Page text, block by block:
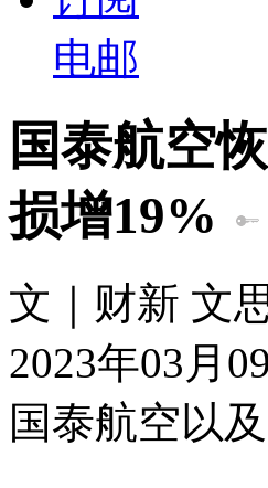
电邮
国泰航空
损增19%
文｜财新 文
2023年03月
国泰航空以